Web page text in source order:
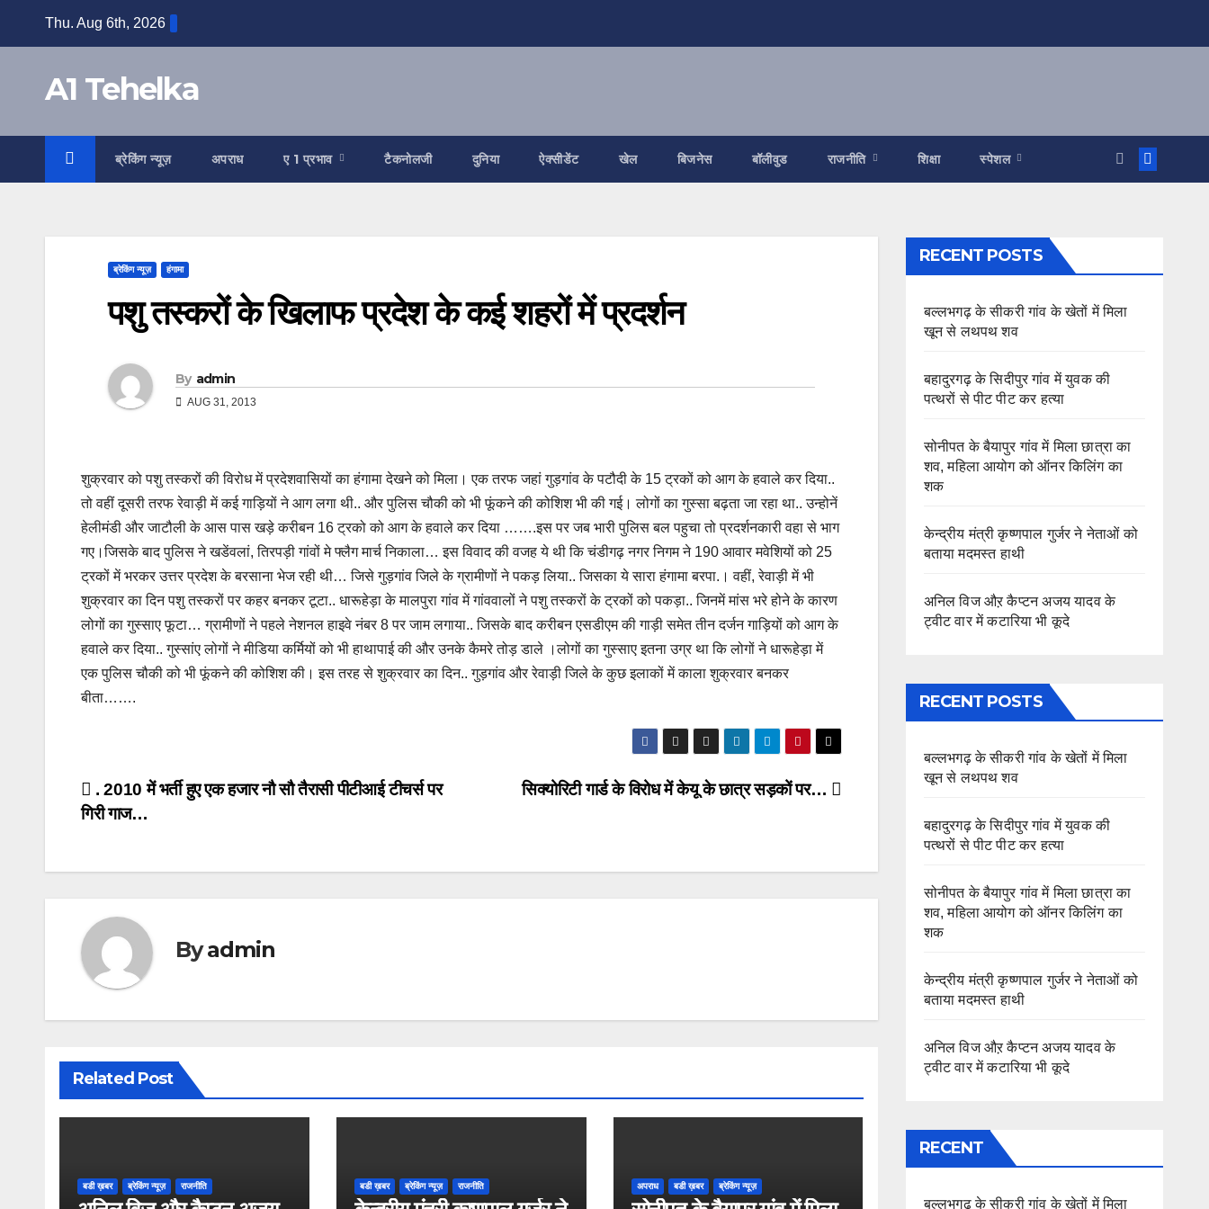
Thu. Aug 6th, 2026
A1 Tehelka
ब्रेकिंग न्यूज़ अपराध ए 1 प्रभाव टैकनोलजी दुनिया ऐक्सीडेंट खेल बिजनेस बॉलीवुड राजनीति शिक्षा स्पेशल
ब्रेकिंग न्यूज़ हंगामा
पशु तस्करों के खिलाफ प्रदेश के कई शहरों में प्रदर्शन
By admin
AUG 31, 2013
शुक्रवार को पशु तस्करों की विरोध में प्रदेशवासियों का हंगामा देखने को मिला। एक तरफ जहां गुड़गांव के पटौदी के 15 ट्रकों को आग के हवाले कर दिया..
तो वहीं दूसरी तरफ रेवाड़ी में कई गाड़ियों ने आग लगा थी.. और पुलिस चौकी को भी फूंकने की कोशिश भी की गई। लोगों का गुस्सा बढ़ता जा रहा था.. उन्होनें
हेलीमंडी और जाटौली के आस पास खड़े करीबन 16 ट्रको को आग के हवाले कर दिया …….इस पर जब भारी पुलिस बल पहुचा तो प्रदर्शनकारी वहा से भाग
गए।जिसके बाद पुलिस ने खडेंवलां, तिरपड़ी गांवों मे फ्लैग मार्च निकाला… इस विवाद की वजह ये थी कि चंडीगढ़ नगर निगम ने 190 आवार मवेशियों को 25
ट्रकों में भरकर उत्तर प्रदेश के बरसाना भेज रही थी… जिसे गुड़गांव जिले के ग्रामीणों ने पकड़ लिया.. जिसका ये सारा हंगामा बरपा.। वहीं, रेवाड़ी में भी
शुक्रवार का दिन पशु तस्करों पर कहर बनकर टूटा.. धारूहेड़ा के मालपुरा गांव में गांववालों ने पशु तस्करों के ट्रकों को पकड़ा.. जिनमें मांस भरे होने के कारण
लोगों का गुस्साए फूटा… ग्रामीणों ने पहले नेशनल हाइवे नंबर 8 पर जाम लगाया.. जिसके बाद करीबन एसडीएम की गाड़ी समेत तीन दर्जन गाड़ियों को आग के
हवाले कर दिया.. गुस्सांए लोगों ने मीडिया कर्मियों को भी हाथापाई की और उनके कैमरे तोड़ डाले ।लोगों का गुस्साए इतना उग्र था कि लोगों ने धारूहेड़ा में
एक पुलिस चौकी को भी फूंकने की कोशिश की। इस तरह से शुक्रवार का दिन.. गुड़गांव और रेवाड़ी जिले के कुछ इलाकों में काला शुक्रवार बनकर
बीता…….
Post
सिक्योरिटी गार्ड के विरोध में केयू के छात्र सड़कों पर…
. 2010 में भर्ती हुए एक हजार नौ सौ तैरासी पीटीआई टीचर्स पर
गिरी गाज…
Byadmin
Related Post
बडी ख़बर ब्रेकिंग न्यूज़ राजनीति बडी ख़बर ब्रेकिंग न्यूज़ राजनीति अपराध बडी ख़बर ब्रेकिंग न्यूज़
RECENT POSTS
बल्लभगढ़ के सीकरी गांव के खेतों में मिला
खून से लथपथ शव
बहादुरगढ़ के सिदीपुर गांव में युवक की
पत्थरों से पीट पीट कर हत्या
सोनीपत के बैयापुर गांव में मिला छात्रा का
शव, महिला आयोग को ऑनर किलिंग का
शक
केन्द्रीय मंत्री कृष्णपाल गुर्जर ने नेताओं को
बताया मदमस्त हाथी
अनिल विज औऱ कैप्टन अजय यादव के
ट्वीट वार में कटारिया भी कूदे
RECENT POSTS
बल्लभगढ़ के सीकरी गांव के खेतों में मिला
खून से लथपथ शव
बहादुरगढ़ के सिदीपुर गांव में युवक की
पत्थरों से पीट पीट कर हत्या
सोनीपत के बैयापुर गांव में मिला छात्रा का
शव, महिला आयोग को ऑनर किलिंग का
शक
केन्द्रीय मंत्री कृष्णपाल गुर्जर ने नेताओं को
बताया मदमस्त हाथी
अनिल विज औऱ कैप्टन अजय यादव के
ट्वीट वार में कटारिया भी कूदे
RECENT
बल्लभगढ़ के सीकरी गांव के खेतों में मिला